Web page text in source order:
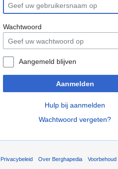
Wachtwoord
Aangemeld blijven
Aanmelden
Hulp bij aanmelden
Wachtwoord vergeten?
Privacybeleid Over Berghapedia Voorbehoud